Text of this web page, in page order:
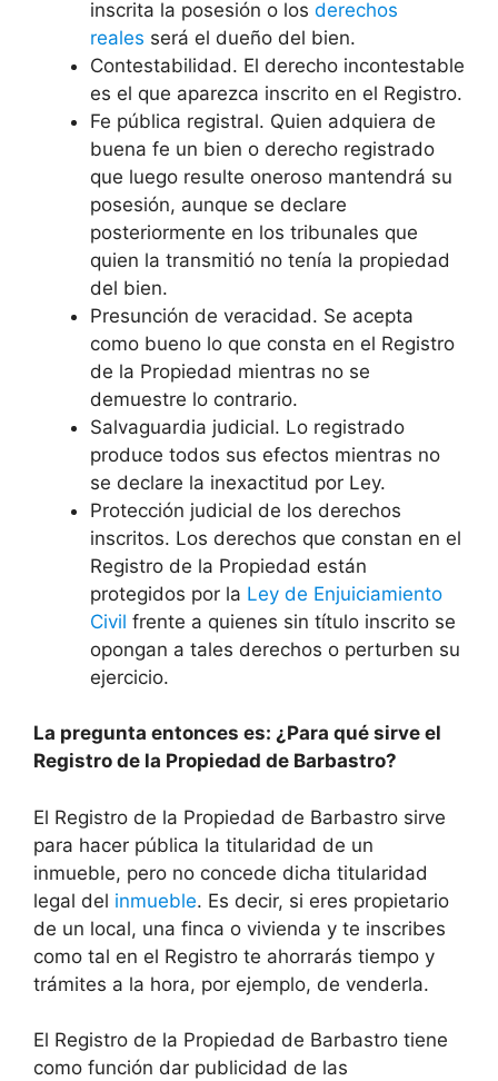
inscrita la posesión o los derechos
reales será el dueño del bien.
Contestabilidad. El derecho incontestable
es el que aparezca inscrito en el Registro.
Fe pública registral. Quien adquiera de
buena fe un bien o derecho registrado
que luego resulte oneroso mantendrá su
posesión, aunque se declare
posteriormente en los tribunales que
quien la transmitió no tenía la propiedad
del bien.
Presunción de veracidad. Se acepta
como bueno lo que consta en el Registro
de la Propiedad mientras no se
demuestre lo contrario.
Salvaguardia judicial. Lo registrado
produce todos sus efectos mientras no
se declare la inexactitud por Ley.
Protección judicial de los derechos
inscritos. Los derechos que constan en el
Registro de la Propiedad están
protegidos por la Ley de Enjuiciamiento
Civil frente a quienes sin título inscrito se
opongan a tales derechos o perturben su
ejercicio.
La pregunta entonces es: ¿Para qué sirve el
Registro de la Propiedad de Barbastro?
El Registro de la Propiedad de Barbastro sirve
para hacer pública la titularidad de un
inmueble, pero no concede dicha titularidad
legal del inmueble. Es decir, si eres propietario
de un local, una finca o vivienda y te inscribes
como tal en el Registro te ahorrarás tiempo y
trámites a la hora, por ejemplo, de venderla.
El Registro de la Propiedad de Barbastro tiene
como función dar publicidad de las